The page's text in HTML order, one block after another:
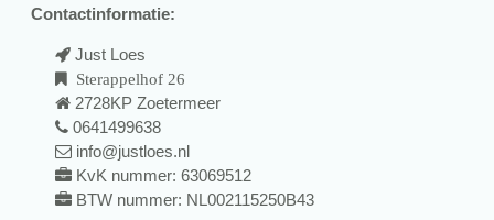
Contactinformatie:
Just Loes
Sterappelhof 26
2728KP Zoetermeer
0641499638
info@justloes.nl
KvK nummer: 63069512
BTW nummer: NL002115250B43